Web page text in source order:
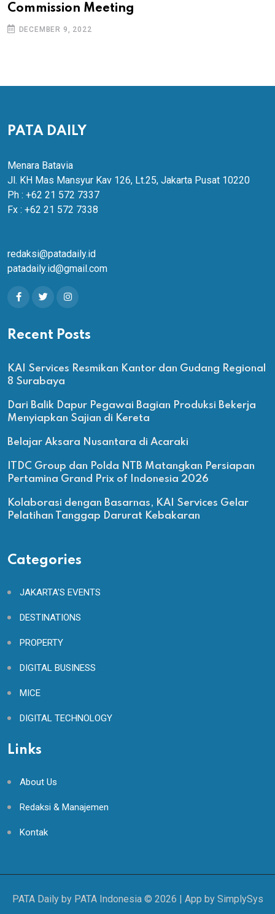
Commission Meeting
DECEMBER 9, 2022
PATA DAILY
Menara Batavia
Jl. KH Mas Mansyur Kav 126, Lt.25, Jakarta Pusat 10220
Ph : +62 21 572 7337
Fx : +62 21 572 7338
redaksi@patadaily.id
patadaily.id@gmail.com
Recent Posts
KAI Services Resmikan Kantor dan Gudang Regional
8 Surabaya
Dari Balik Dapur Pegawai Bagian Produksi Bekerja
Menyiapkan Sajian di Kereta
Belajar Aksara Nusantara di Acaraki
ITDC Group dan Polda NTB Matangkan Persiapan
Pertamina Grand Prix of Indonesia 2026
Kolaborasi dengan Basarnas, KAI Services Gelar
Pelatihan Tanggap Darurat Kebakaran
Categories
JAKARTA'S EVENTS
DESTINATIONS
PROPERTY
DIGITAL BUSINESS
MICE
DIGITAL TECHNOLOGY
Links
About Us
Redaksi & Manajemen
Kontak
PATA Daily by PATA Indonesia © 2026 | App by SimplySys